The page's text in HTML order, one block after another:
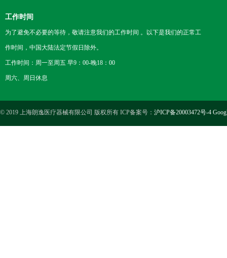
工作时间
为了避免不必要的等待，敬请注意我们的工作时间 。以下是我们的正常工
作时间，中国大陆法定节假日除外。
工作时间：周一至周五 早9：00-晚18：00
周六、周日休息
© 2019 上海朗逸医疗器械有限公司 版权所有 ICP备案号： 沪ICP备20003472号-4